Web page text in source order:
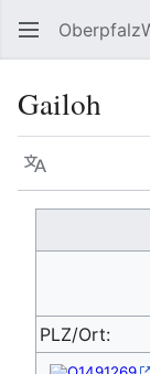
Gailoh
Sprache
PLZ/Ort: